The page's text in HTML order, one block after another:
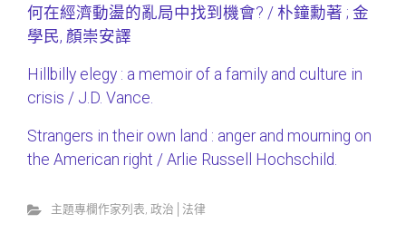
何在經濟動盪的亂局中找到機會? / 朴鐘勳著 ; 金
學民, 顏崇安譯
Hillbilly elegy : a memoir of a family and culture in
crisis / J.D. Vance.
Strangers in their own land : anger and mourning on
the American right / Arlie Russell Hochschild.
主題專欄作家列表, 政治│法律